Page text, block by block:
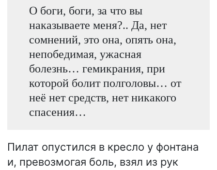
О боги, боги, за что вы
наказываете меня?.. Да, нет
сомнений, это она, опять она,
непобедимая, ужасная
болезнь… гемикрания, при
которой болит полголовы… от
неё нет средств, нет никакого
спасения…
Пилат опустился в кресло у фонтана
и, превозмогая боль, взял из рук